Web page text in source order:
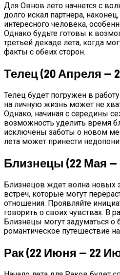
Для Овнов лето начнется с
долго искал партнера,
интересного человека,
Однако будьте готовы к
третьей декаде лета, когда
факты с обеих сторон.
Телец (20 Апреля —
Телец будет погружен в
на личную жизнь может не
Однако, начиная с середины
возможность уделить время
исключены заботы о новом
лета может принести
Близнецы (22 Мая —
Близнецов ждет волна новых
встреч, которые могут
отношения. Проявляйте
говорить о своих чувствах. В
Близнецы могут задуматься о
романтическое путешествие
Рак (22 Июня — 22